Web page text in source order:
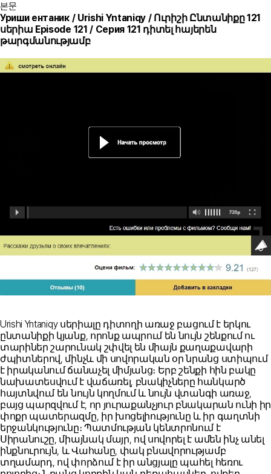
본문
Уриши ентаник / Urishi Yntaniqy / Ուրիշի Ընտանիքը 121
սերիա Episode 121 / Серия 121 դիտել հայերեն
թարգմանությամբ
Urishi Yntaniqy սերիալը դիտողի առաջ բացում է երկու
ընտանիքի կյանք, որոնք ապրում են նույն շենքում ու
տարիներ շարունակ շփվել են միայն քաղաքավարի
ժպիտներով, մինչև մի սովորական օր նրանց ստիպում
է իրականում ճանաչել միմյանց։ Երբ շենքի հին բակը
նախատեսվում է վաճառել, բնակիչները հանկարծ
հայտնվում են նույն կողմում և նույն վտանգի առաջ,
բայց պարզվում է, որ յուրաքանչյուր բնակարան ունի իր
փոքր պատերազմը, իր խոցելիությունը և իր գաղտնի
երջանկությունը։ Պատմության կենտրոնում է
Սիրանուշը, միայնակ մայր, ով սովորել է ամեն ինչ անել
ինքնուրույն, և Վահանը, փակ բնավորությամբ
տղամարդ, ով փորձում է իր անցյալը պահել հեռու